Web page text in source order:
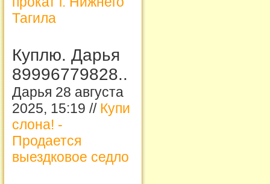
Тагила
Куплю. Дарья
89996779828..
Дарья 28 августа
2025, 15:19 // Купи
слона! -
Продается
выездковое седло